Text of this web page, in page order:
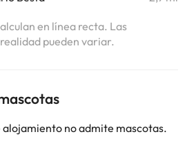
en línea recta. Las
pueden variar.
no admite mascotas.